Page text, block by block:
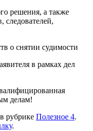
решения, а также
следователей,
о снятии судимости
в рамках дел
делам!
в рубрике Полезное 4.
.